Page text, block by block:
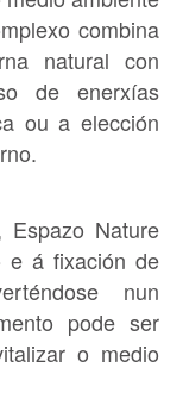
combina
natural con
de enerxías
ou a elección
Espazo Nature
e á fixación de
nun
pode ser
o medio